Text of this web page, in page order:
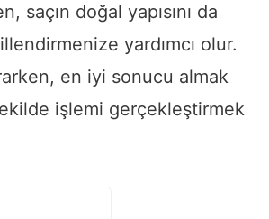
saçın doğal yapısını da
yardımcı olur.
en iyi sonucu almak
işlemi gerçekleştirmek